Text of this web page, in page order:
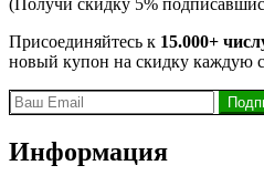
(Получи скидку 5%
Присоединяйтесь к 15.000+
новый купон на скидку каждую
Информация